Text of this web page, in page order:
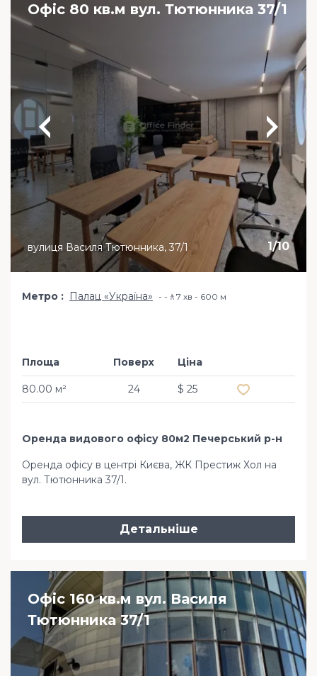
Офіс 80 кв.м вул. Тютюнника 37/1
1/10
вулиця Василя Тютюнника, 37/1
Метро Палац «Україна» -🚶7 хв - 600 м
Площа
80.00 м²
Поверх
24
Ціна
$ 25
Оренда видового офісу 80м2 Печерський р-н
Оренда офісу в центрі Києва, ЖК Престиж Хол на
вул. Тютюнника 37/1.
Детальніше
Офіс 160 кв.м вул. Василя
Тютюнника 37/1